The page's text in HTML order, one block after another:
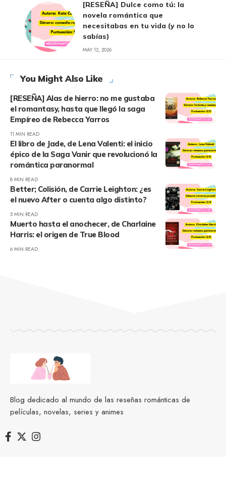
[RESEÑA] Dulce como tú: la
novela romántica que
necesitabas en tu vida (y no lo
sabías)
MAY 12, 2026
You Might Also Like
[RESEÑA] Alas de hierro: no me gustaba
el romantasy, hasta que llegó la saga
Empíreo de Rebecca Yarros
11 MIN READ
El libro de Jade, de Lena Valenti: el inicio
épico de la Saga Vanir que revolucionó la
romántica paranormal
8 MIN READ
Better; Colisión, de Carrie Leighton: ¿es
el nuevo After o cuenta algo distinto?
5 MIN READ
Muerto hasta el anochecer, de Charlaine
Harris: el origen de True Blood
6 MIN READ
Blog dedicado al mundo de las reseñas románticas de
películas, novelas, series y animes